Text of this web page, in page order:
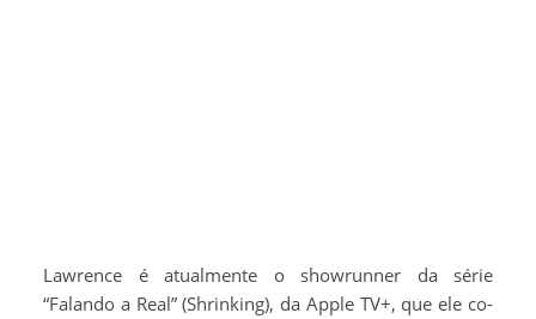
Lawrence é atualmente o showrunner da série
“Falando a Real” (Shrinking), da Apple TV+, que ele co-